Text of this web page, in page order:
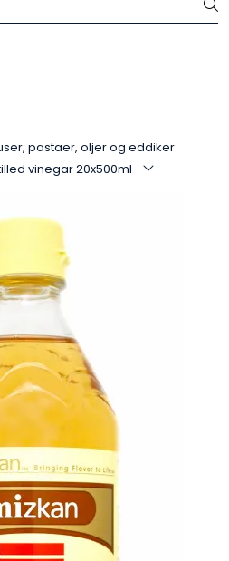
Trykk her for å lese mer
pastaer, oljer og eddiker
vinegar 20x500ml